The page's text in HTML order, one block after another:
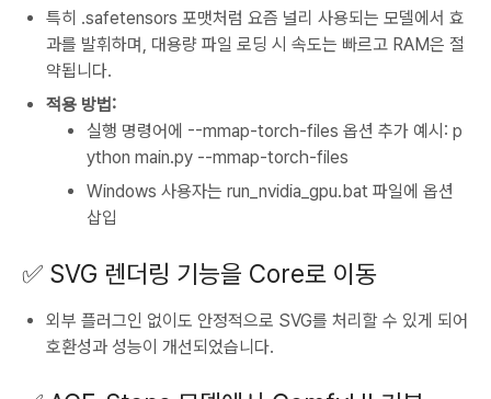
특히 .safetensors 포맷처럼 요즘 널리 사용되는 모델에서 효
과를 발휘하며, 대용량 파일 로딩 시 속도는 빠르고 RAM은 절
약됩니다.
적용 방법:
실행 명령어에 --mmap-torch-files 옵션 추가 예시: p
ython main.py --mmap-torch-files
Windows 사용자는 run_nvidia_gpu.bat 파일에 옵션
삽입
✅ SVG 렌더링 기능을 Core로 이동
외부 플러그인 없이도 안정적으로 SVG를 처리할 수 있게 되어
호환성과 성능이 개선되었습니다.